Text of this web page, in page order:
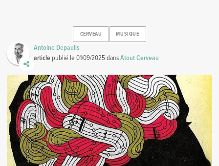
CERVEAU MUSIQUE
Antoine Depaulis
article publié le01/09/2025dansAtout Cerveau